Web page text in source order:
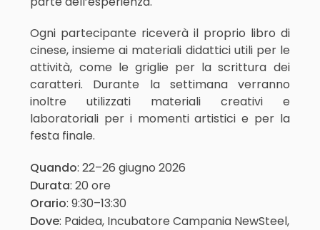
Ogni partecipante riceverà il proprio libro di
cinese, insieme ai materiali didattici utili per le
attività, come le griglie per la scrittura dei
caratteri. Durante la settimana verranno
inoltre utilizzati materiali creativi e
laboratoriali per i momenti artistici e per la
festa finale.
Quando: 22–26 giugno 2026
Durata: 20 ore
Orario: 9:30–13:30
Dove: Paidea, Incubatore Campania NewSteel,